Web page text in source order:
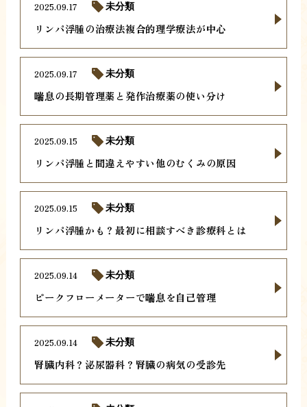
リンパ浮腫の治療法複合的理学療法が中心
2025.09.17 未分類
喘息の長期管理薬と発作治療薬の使い分け
2025.09.17 未分類
リンパ浮腫と間違えやすい他のむくみの原因
2025.09.15 未分類
リンパ浮腫かも？最初に相談すべき診療科とは
2025.09.15 未分類
ピークフローメーターで喘息を自己管理
2025.09.14 未分類
腎臓内科？泌尿器科？腎臓の病気の受診先
2025.09.14 未分類